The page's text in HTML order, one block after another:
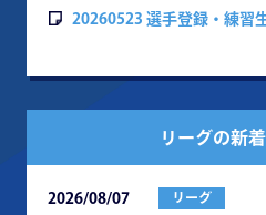
20260523 選手登録・練習
リーグの新
2026/08/07 リーグ